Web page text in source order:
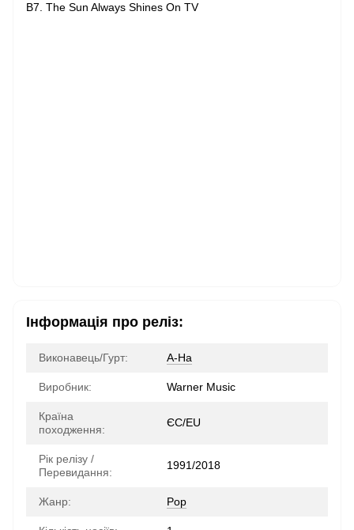
B7. The Sun Always Shines On TV
Інформація про реліз:
Виконавець/Гурт: A-Ha
Виробник: Warner Music
Країна
походження:
ЄС/EU
Рік релізу /
Перевидання:
1991/2018
Жанр: Pop